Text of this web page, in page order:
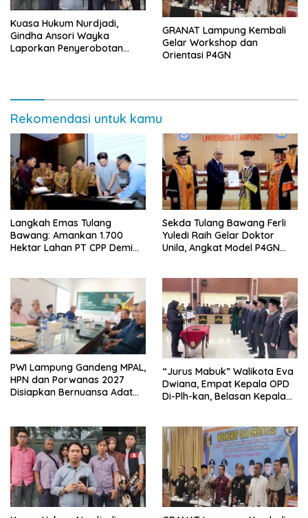
Kuasa Hukum Nurdjadi,
Gindha Ansori Wayka
Laporkan Penyerobotan
GRANAT Lampung Kembali
Gelar Workshop dan
Orientasi P4GN
Rekomendasi untuk kamu
Langkah Emas Tulang
Bawang: Amankan 1.700
Hektar Lahan PT CPP Demi
Sekda Tulang Bawang Ferli
Yuledi Raih Gelar Doktor
Unila, Angkat Model P4GN
PWI Lampung Gandeng MPAL,
HPN dan Porwanas 2027
Disiapkan Bernuansa Adat
“Jurus Mabuk” Walikota Eva
Dwiana, Empat Kepala OPD
Di-Plh-kan, Belasan Kepala